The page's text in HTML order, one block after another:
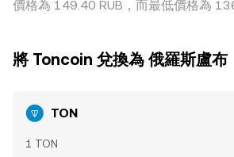
價格為 149.40 RUB，而最低價格為
將 Toncoin 兌換為 俄羅斯盧布
TON
1 TON